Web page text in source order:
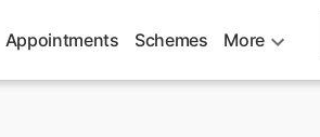
Appointments Schemes More